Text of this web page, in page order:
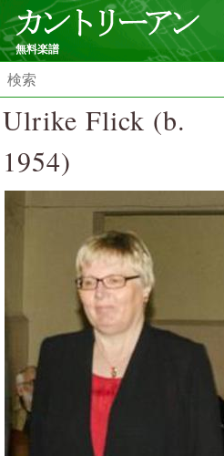
無料楽譜
Ulrike Flick (b.
1954)